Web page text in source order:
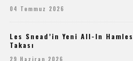
04 Temmuz 2026
Les Snead’in Yeni All-In
Takası
29 Haziran 2026